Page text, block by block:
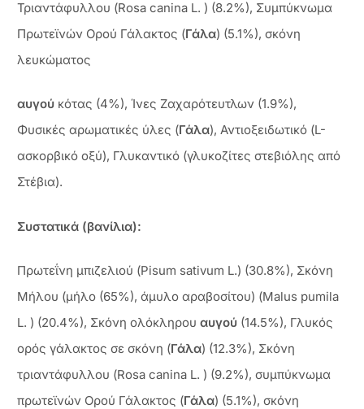
Τριαντάφυλλου (Rosa canina L. ) (8.2%), Συμπύκνωμα
Πρωτεϊνών Ορού Γάλακτος (Γάλα) (5.1%), σκόνη
λευκώματος
αυγού κότας (4%), Ίνες Ζαχαρότευτλων (1.9%),
Φυσικές αρωματικές ύλες (Γάλα), Αντιοξειδωτικό (L-
ασκορβικό οξύ), Γλυκαντικό (γλυκοζίτες στεβιόλης από
Στέβια).
Συστατικά (βανίλια):
Πρωτεΐνη μπιζελιού (Pisum sativum L.) (30.8%), Σκόνη
Μήλου (μήλο (65%), άμυλο αραβοσίτου) (Malus pumila
L. ) (20.4%), Σκόνη ολόκληρου αυγού (14.5%), Γλυκός
ορός γάλακτος σε σκόνη (Γάλα) (12.3%), Σκόνη
τριαντάφυλλου (Rosa canina L. ) (9.2%), συμπύκνωμα
πρωτεϊνών Ορού Γάλακτος (Γάλα) (5.1%), σκόνη